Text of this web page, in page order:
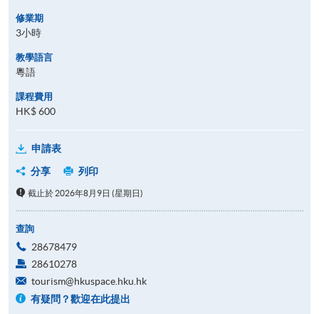
修業期
3小時
教學語言
粵語
課程費用
HK$ 600
申請表
分享
列印
截止於 2026年8月9日 (星期日)
查詢
28678479
28610278
tourism@hkuspace.hku.hk
有疑問？歡迎在此提出